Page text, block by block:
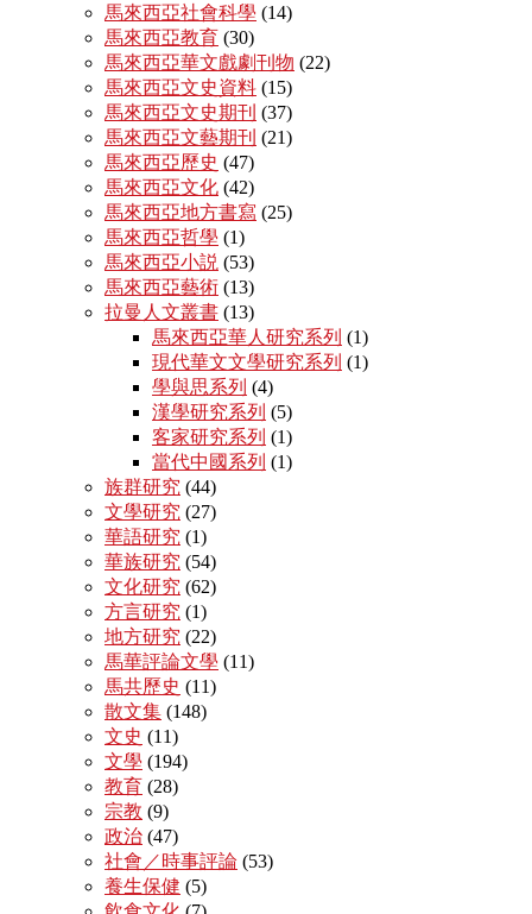
馬來西亞社會科學 (14)
馬來西亞教育 (30)
馬來西亞華文戲劇刊物 (22)
馬來西亞文史資料 (15)
馬來西亞文史期刊 (37)
馬來西亞文藝期刊 (21)
馬來西亞歷史 (47)
馬來西亞文化 (42)
馬來西亞地方書寫 (25)
馬來西亞哲學 (1)
馬來西亞小説 (53)
馬來西亞藝術 (13)
拉曼人文叢書 (13)
馬來西亞華人研究系列 (1)
現代華文文學研究系列 (1)
學與思系列 (4)
漢學研究系列 (5)
客家研究系列 (1)
當代中國系列 (1)
族群研究 (44)
文學研究 (27)
華語研究 (1)
華族研究 (54)
文化研究 (62)
方言研究 (1)
地方研究 (22)
馬華評論文學 (11)
馬共歷史 (11)
散文集 (148)
文史 (11)
文學 (194)
教育 (28)
宗教 (9)
政治 (47)
社會／時事評論 (53)
養生保健 (5)